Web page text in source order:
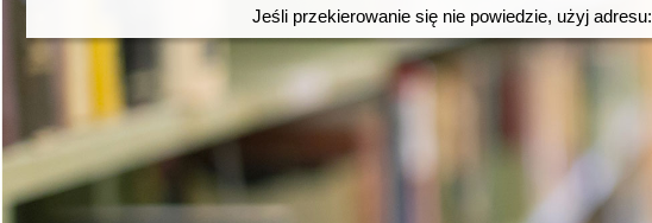
Jeśli przekierowanie się nie powiedzie, użyj adresu: